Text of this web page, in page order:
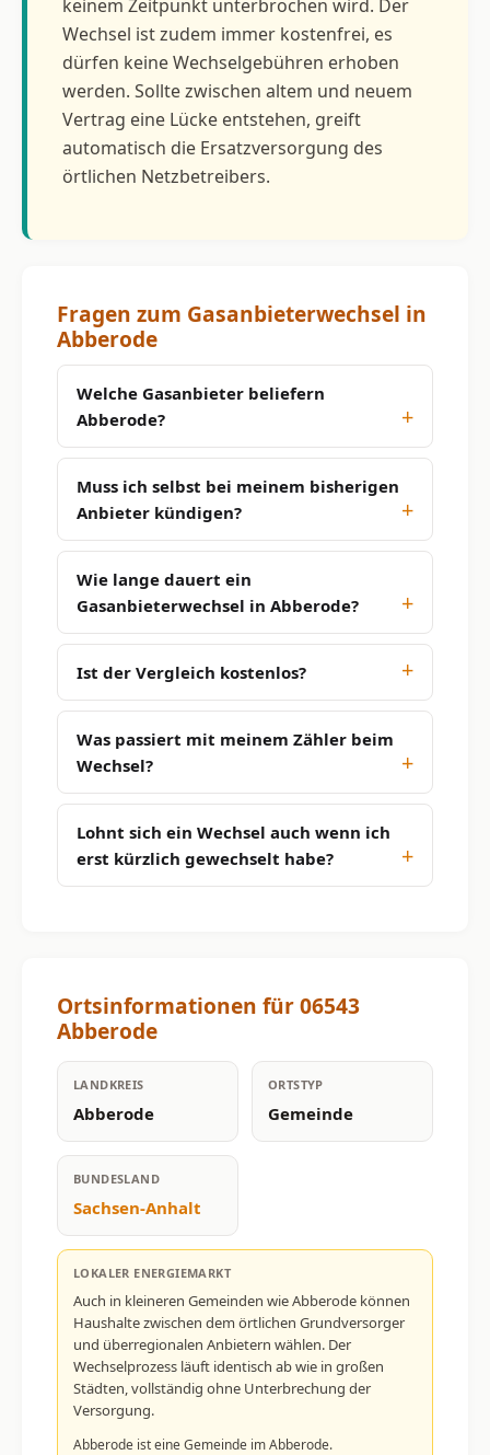
keinem Zeitpunkt unterbrochen wird. Der
Wechsel ist zudem immer kostenfrei, es
dürfen keine Wechselgebühren erhoben
werden. Sollte zwischen altem und neuem
Vertrag eine Lücke entstehen, greift
automatisch die Ersatzversorgung des
örtlichen Netzbetreibers.
Fragen zum Gasanbieterwechsel in
Abberode
Welche Gasanbieter beliefern
Abberode?
Muss ich selbst bei meinem bisherigen
Anbieter kündigen?
Wie lange dauert ein
Gasanbieterwechsel in Abberode?
Ist der Vergleich kostenlos?
Was passiert mit meinem Zähler beim
Wechsel?
Lohnt sich ein Wechsel auch wenn ich
erst kürzlich gewechselt habe?
Ortsinformationen für 06543
Abberode
LANDKREIS
Abberode
ORTSTYP
Gemeinde
BUNDESLAND
Sachsen-Anhalt
LOKALER ENERGIEMARKT
Auch in kleineren Gemeinden wie Abberode können
Haushalte zwischen dem örtlichen Grundversorger
und überregionalen Anbietern wählen. Der
Wechselprozess läuft identisch ab wie in großen
Städten, vollständig ohne Unterbrechung der
Versorgung.
Abberode ist eine Gemeinde im Abberode.